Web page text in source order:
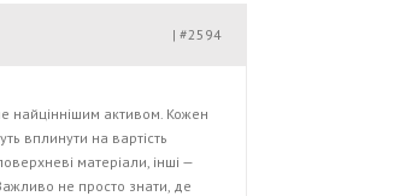
#2594
|
найціннішим активом. Кожен
вплинути на вартість
матеріали, інші —
не просто знати, де